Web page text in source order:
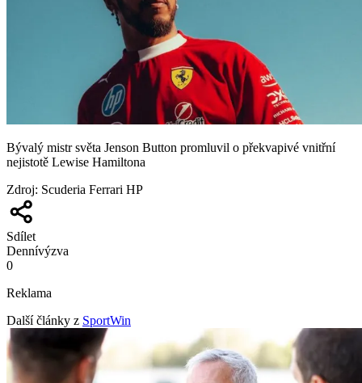
Bývalý mistr světa Jenson Button promluvil o překvapivé vnitřní
nejistotě Lewise Hamiltona
Zdroj: Scuderia Ferrari HP
Sdílet
Dennívýzva
0
Reklama
Další články z SportWin